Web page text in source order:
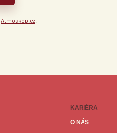
Atmoskop.cz
KARIÉRA
O NÁS